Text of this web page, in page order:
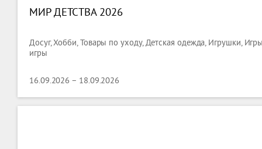
МИР ДЕТСТВА 2026
Досуг, Хобби, Товары по уходу, Детская одежда, Игрушки,
игры
16.09.2026 – 18.09.2026